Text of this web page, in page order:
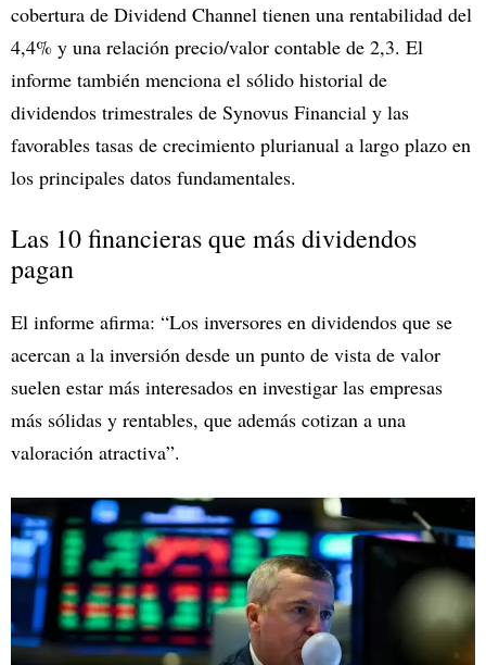
cobertura de Dividend Channel tienen una rentabilidad del
4,4% y una relación precio/valor contable de 2,3. El
informe también menciona el sólido historial de
dividendos trimestrales de Synovus Financial y las
favorables tasas de crecimiento plurianual a largo plazo en
los principales datos fundamentales.
Las 10 financieras que más dividendos
pagan
El informe afirma: “Los inversores en dividendos que se
acercan a la inversión desde un punto de vista de valor
suelen estar más interesados en investigar las empresas
más sólidas y rentables, que además cotizan a una
valoración atractiva”.